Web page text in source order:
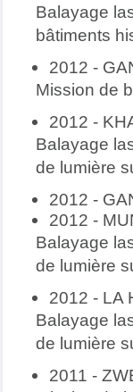
Balayage
bâtiments
2012 -
Mission de
2012 -
Balayage
de lumière
2012 -
2012 -
Balayage
de lumière
2012 - LA
Balayage
de lumière
2011 -